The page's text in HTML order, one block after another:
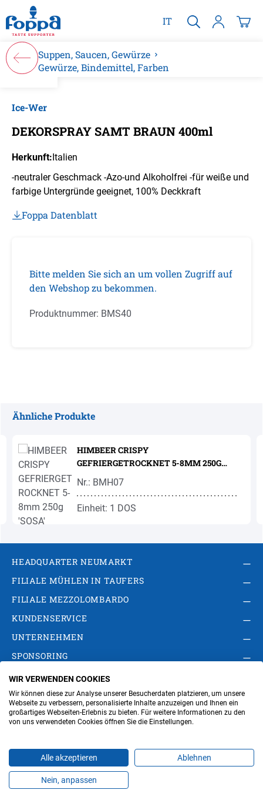
springen
IT
Produkte Favoriten Themen
Suppen, Saucen, Gewürze
Gewürze, Bindemittel, Farben
Ice-Wer
DEKORSPRAY SAMT BRAUN 400ml
Herkunft:Italien
-neutraler Geschmack -Azo-und Alkoholfrei -für weiße und
farbige Untergründe geeignet, 100% Deckkraft
Foppa Datenblatt
Bitte melden Sie sich an um vollen Zugriff auf
den Webshop zu bekommen.
Produktnummer: BMS40
Ähnliche Produkte
HIMBEER CRISPY
GEFRIERGETROCKNET 5-8MM 250G
'SOSA'
Nr.: BMH07
Einheit: 1 DOS
HEADQUARTER NEUMARKT
FILIALE MÜHLEN IN TAUFERS
FILIALE MEZZOLOMBARDO
KUNDENSERVICE
UNTERNEHMEN
SPONSORING
AGB Privacy Policy
Impressum
Cookie-Einstellungen ändern
Verwaltung
WIR VERWENDEN COOKIES
Wir können diese zur Analyse unserer Besucherdaten platzieren, um unsere
Webseite zu verbessern, personalisierte Inhalte anzuzeigen und Ihnen ein
großartiges Webseiten-Erlebnis zu bieten. Für weitere Informationen zu den
von uns verwendeten Cookies öffnen Sie die Einstellungen.
Alle akzeptieren Ablehnen
Nein, anpassen